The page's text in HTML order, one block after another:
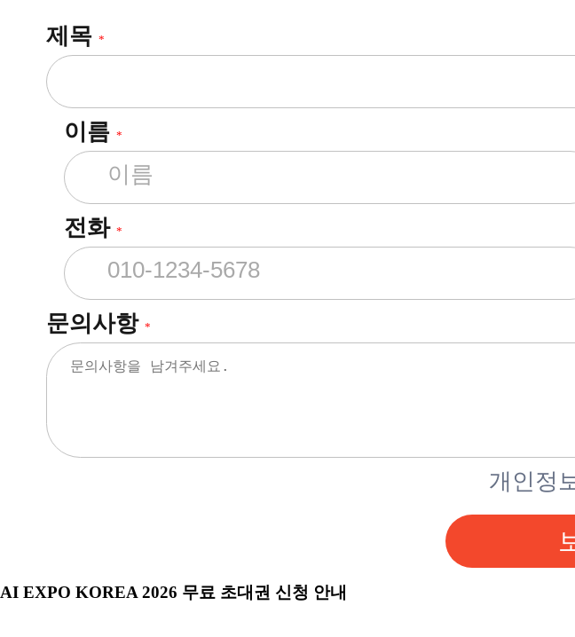
제목 *
이름 *
전화 *
문의사항 *
개인정
AI EXPO KOREA 2026 무료 초대권 신청 안내